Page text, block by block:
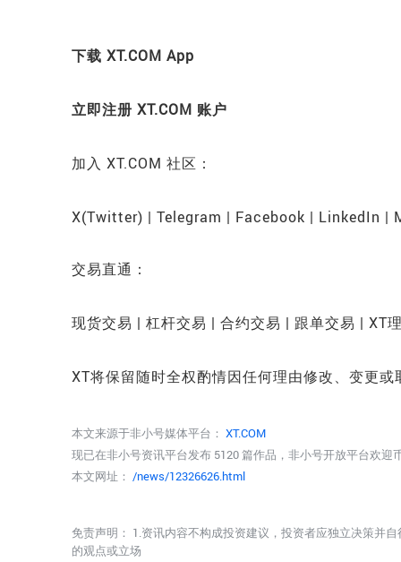
下载 XT.COM App
立即注册 XT.COM 账户
加入 XT.COM 社区：
X(Twitter) | Telegram | Facebook | LinkedIn |
交易直通：
现货交易 | 杠杆交易 | 合约交易 | 跟单交易 | XT
XT将保留随时全权酌情因任何理由修改、变更
本文来源于非小号媒体平台： XT.COM
现已在非小号资讯平台发布 5120 篇作品，非小号开放平台欢迎
本文网址： /news/12326626.html
免责声明： 1.资讯内容不构成投资建议，投资者应独立决策并
的观点或立场